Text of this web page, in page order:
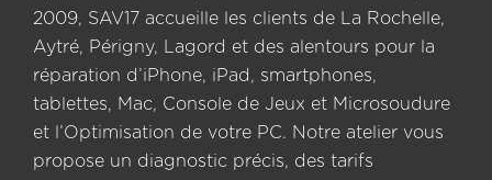
2009, SAV17 accueille les clients de La Rochelle,
Aytré, Périgny, Lagord et des alentours pour la
réparation d’iPhone, iPad, smartphones,
tablettes, Mac, Console de Jeux et Microsoudure
et l’Optimisation de votre PC. Notre atelier vous
propose un diagnostic précis, des tarifs